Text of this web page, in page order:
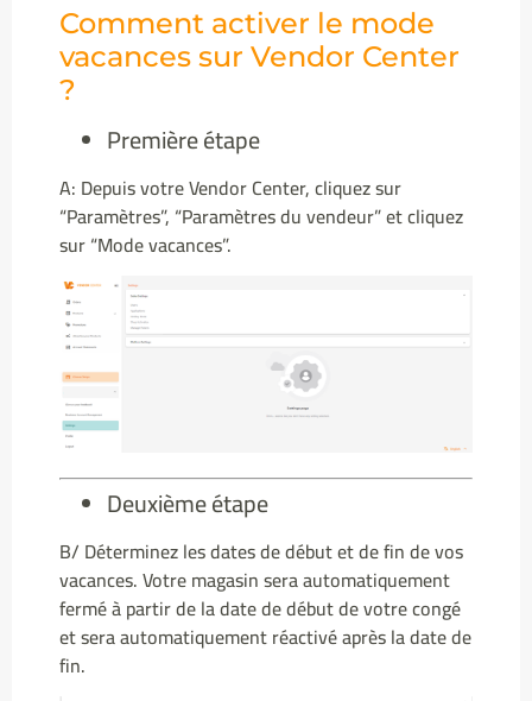
Comment activer le mode
vacances sur Vendor Center
?
Première étape
A: Depuis votre Vendor Center, cliquez sur
“Paramètres”, “Paramètres du vendeur” et cliquez
sur “Mode vacances”.
Deuxième étape
B/ Déterminez les dates de début et de fin de vos
vacances. Votre magasin sera automatiquement
fermé à partir de la date de début de votre congé
et sera automatiquement réactivé après la date de
fin.